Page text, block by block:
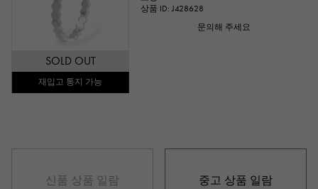
SOLD OUT
재입고 통지 가능
상품 ID: J428628
문의해 주세요
신품 상품 일람 중고 상품 일람